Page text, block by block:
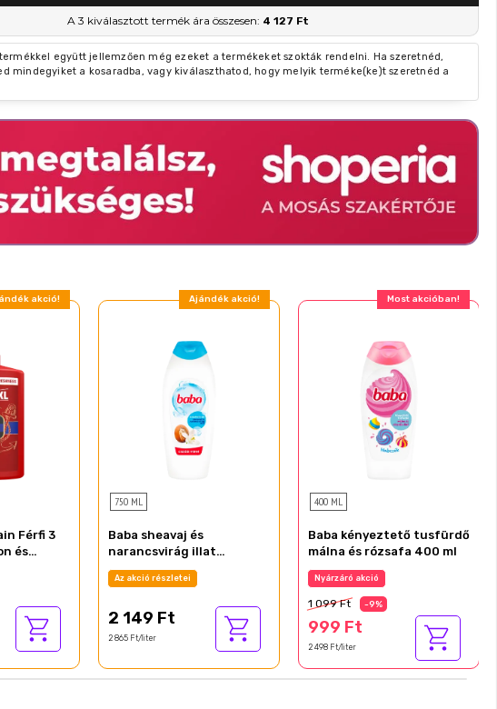
A 3 kiválasztott termék ára összesen: 4 127 Ft
együtt jellemzően még ezeket a termékeket szokták rendelni. Ha szeretnéd,
mindegyiket a kosaradba, vagy kiválaszthatod, hogy melyik terméke(ke)t szeretnéd a
akció!
Férfi 3
és
Ajándék akció!
750 ML
Baba sheavaj és
narancsvirág illat
krémtusfürdő 750 ml
Az akció részletei
2 149 Ft
2 865 Ft/liter
Most akcióban!
400 ML
Baba kényeztető tusfürdő
málna és rózsafa 400 ml
Nyárzáró akció
1 099 Ft -9%
999 Ft
2 498 Ft/liter